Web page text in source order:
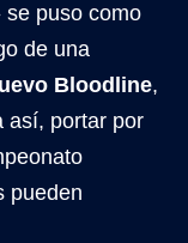
se puso como
de una
Bloodline,
así, portar por
pueden